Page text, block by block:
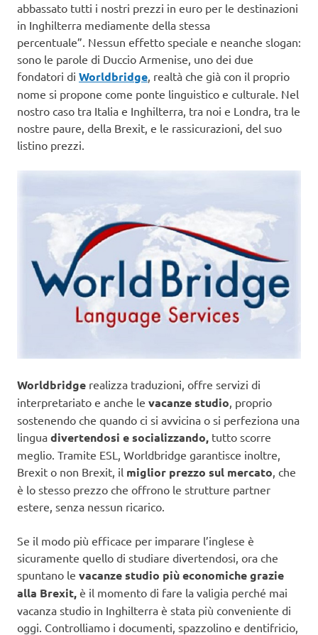
abbassato tutti i nostri prezzi in euro per le destinazioni
in Inghilterra mediamente della stessa
percentuale”. Nessun effetto speciale e neanche slogan:
sono le parole di Duccio Armenise, uno dei due
fondatori di Worldbridge, realtà che già con il proprio
nome si propone come ponte linguistico e culturale. Nel
nostro caso tra Italia e Inghilterra, tra noi e Londra, tra le
nostre paure, della Brexit, e le rassicurazioni, del suo
listino prezzi.
Worldbridge realizza traduzioni, offre servizi di
interpretariato e anche le vacanze studio , proprio
sostenendo che quando ci si avvicina o si perfeziona una
lingua divertendosi e socializzando, tutto scorre
meglio. Tramite ESL, Worldbridge garantisce inoltre,
Brexit o non Brexit, il miglior prezzo sul mercato , che
è lo stesso prezzo che offrono le strutture partner
estere, senza nessun ricarico.
Se il modo più efficace per imparare l’inglese è
sicuramente quello di studiare divertendosi, ora che
spuntano le vacanze studio più economiche grazie
alla Brexit, è il momento di fare la valigia perché mai
vacanza studio in Inghilterra è stata più conveniente di
oggi. Controlliamo i documenti, spazzolino e dentifricio,